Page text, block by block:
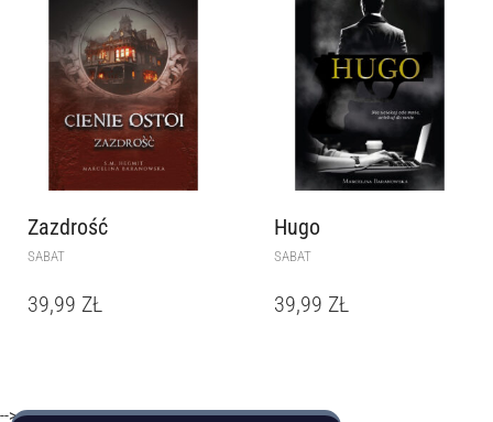
Zazdrość
SABAT
39,99 ZŁ
Hugo
SABAT
39,99 ZŁ
-->